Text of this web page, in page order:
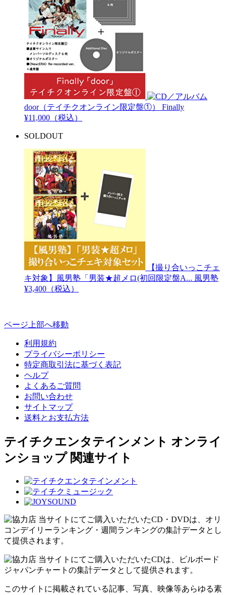
door（テイチクオンライン限定盤①） Finally
¥11,000（税込）
SOLDOUT
【撮り合いっこチェ
キ対象】風男塾「男装★超メロ(初回限定盤A... 風男塾
¥3,400（税込）
ページ上部へ移動
利用規約
プライバシーポリシー
特定商取引法に基づく表記
ヘルプ
よくあるご質問
お問い合わせ
サイトマップ
送料とお支払方法
テイチクエンタテインメント オンライ
ンショップ 関連サイト
当サイトにてご購入いただいたCD・DVDは、オリ
コンデイリーランキング・週間ランキングの集計データとし
て提供されます。
当サイトにてご購入いただいたCDは、ビルボード
ジャパンチャートの集計データとして提供されます。
このサイトに掲載されている記事、写真、映像等あらゆる素